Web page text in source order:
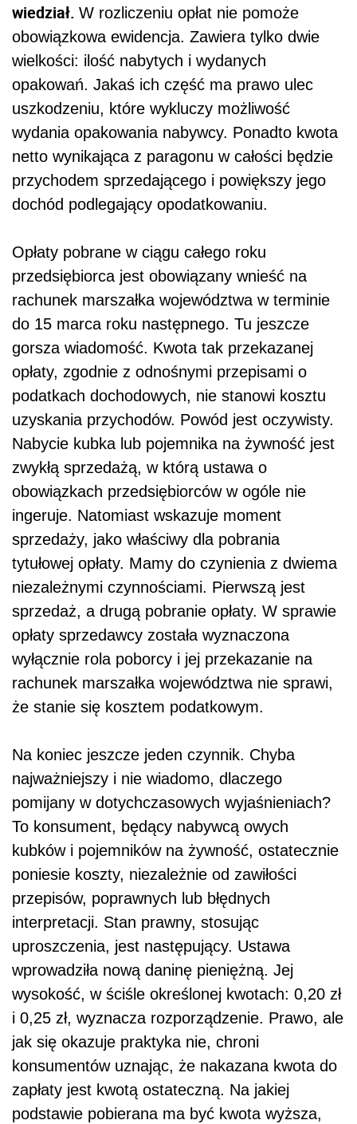
wiedział. W rozliczeniu opłat nie pomoże
obowiązkowa ewidencja. Zawiera tylko dwie
wielkości: ilość nabytych i wydanych
opakowań. Jakaś ich część ma prawo ulec
uszkodzeniu, które wykluczy możliwość
wydania opakowania nabywcy. Ponadto kwota
netto wynikająca z paragonu w całości będzie
przychodem sprzedającego i powiększy jego
dochód podlegający opodatkowaniu.
Opłaty pobrane w ciągu całego roku
przedsiębiorca jest obowiązany wnieść na
rachunek marszałka województwa w terminie
do 15 marca roku następnego. Tu jeszcze
gorsza wiadomość. Kwota tak przekazanej
opłaty, zgodnie z odnośnymi przepisami o
podatkach dochodowych, nie stanowi kosztu
uzyskania przychodów. Powód jest oczywisty.
Nabycie kubka lub pojemnika na żywność jest
zwykłą sprzedażą, w którą ustawa o
obowiązkach przedsiębiorców w ogóle nie
ingeruje. Natomiast wskazuje moment
sprzedaży, jako właściwy dla pobrania
tytułowej opłaty. Mamy do czynienia z dwiema
niezależnymi czynnościami. Pierwszą jest
sprzedaż, a drugą pobranie opłaty. W sprawie
opłaty sprzedawcy została wyznaczona
wyłącznie rola poborcy i jej przekazanie na
rachunek marszałka województwa nie sprawi,
że stanie się kosztem podatkowym.
Na koniec jeszcze jeden czynnik. Chyba
najważniejszy i nie wiadomo, dlaczego
pomijany w dotychczasowych wyjaśnieniach?
To konsument, będący nabywcą owych
kubków i pojemników na żywność, ostatecznie
poniesie koszty, niezależnie od zawiłości
przepisów, poprawnych lub błędnych
interpretacji. Stan prawny, stosując
uproszczenia, jest następujący. Ustawa
wprowadziła nową daninę pieniężną. Jej
wysokość, w ściśle określonej kwotach: 0,20 zł
i 0,25 zł, wyznacza rozporządzenie. Prawo, ale
jak się okazuje praktyka nie, chroni
konsumentów uznając, że nakazana kwota do
zapłaty jest kwotą ostateczną. Na jakiej
podstawie pobierana ma być kwota wyższa,